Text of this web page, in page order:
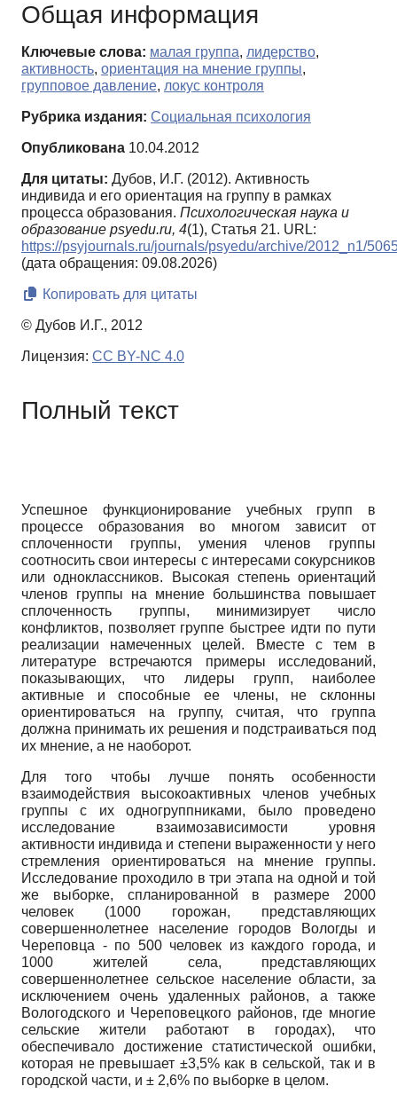
Общая информация
Ключевые слова: малая группа, лидерство,
активность, ориентация на мнение группы,
групповое давление, локус контроля
Рубрика издания: Социальная психология
Опубликована 10.04.2012
Для цитаты: Дубов, И.Г. (2012). Активность
индивида и его ориентация на группу в рамках
процесса образования. Психологическая наука и
образование psyedu.ru, 4(1), Статья 21. URL:
https://psyjournals.ru/journals/psyedu/archive/2012_n1/
(дата обращения: 09.08.2026)
Копировать для цитаты
© Дубов И.Г., 2012
Лицензия: CC BY-NC 4.0
Полный текст
Успешное функционирование учебных групп в
процессе образования во многом зависит от
сплоченности группы, умения членов группы
соотносить свои интересы с интересами сокурсников
или одноклассников. Высокая степень ориентаций
членов группы на мнение большинства повышает
сплоченность группы, минимизирует число
конфликтов, позволяет группе быстрее идти по пути
реализации намеченных целей. Вместе с тем в
литературе встречаются примеры исследований,
показывающих, что лидеры групп, наиболее
активные и способные ее члены, не склонны
ориентироваться на группу, считая, что группа
должна принимать их решения и подстраиваться под
их мнение, а не наоборот.
Для того чтобы лучше понять особенности
взаимодействия высокоактивных членов учебных
группы с их одногруппниками, было проведено
исследование взаимозависимости уровня
активности индивида и степени выраженности у него
стремления ориентироваться на мнение группы.
Исследование проходило в три этапа на одной и той
же выборке, спланированной в размере 2000
человек (1000 горожан, представляющих
совершеннолетнее население городов Вологды и
Череповца - по 500 человек из каждого города, и
1000 жителей села, представляющих
совершеннолетнее сельское население области, за
исключением очень удаленных районов, а также
Вологодского и Череповецкого районов, где многие
сельские жители работают в городах), что
обеспечивало достижение статистической ошибки,
которая не превышает ±3,5% как в сельской, так и в
городской части, и ± 2,6% по выборке в целом.